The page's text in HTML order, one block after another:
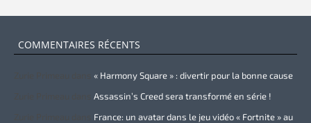
COMMENTAIRES RÉCENTS
« Harmony Square » : divertir pour la bonne cause
Assassin’s Creed sera transformé en série !
France: un avatar dans le jeu vidéo « Fortnite » au